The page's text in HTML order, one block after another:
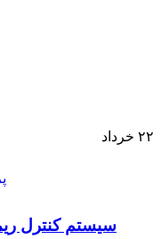
۲۲ خرداد
سیستم کنترل